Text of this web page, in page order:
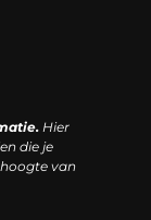
Hier
die je
van